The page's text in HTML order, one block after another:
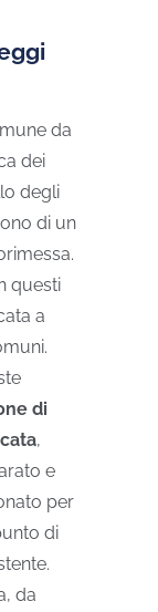
da
dei
degli
di un
questi
a
di
,
e
per
di
da